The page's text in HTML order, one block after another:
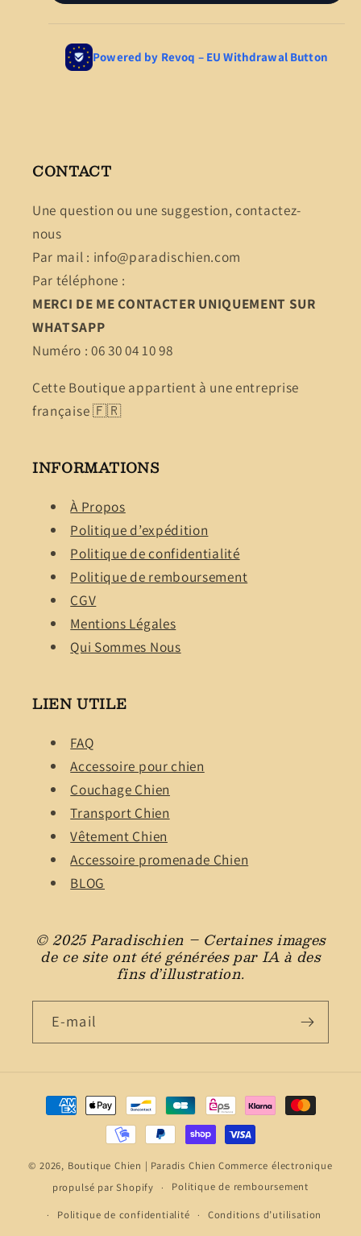
CONTACT
Une question ou une suggestion, contactez-
nous
Par mail : info@paradischien.com
Par téléphone :
MERCI DE ME CONTACTER UNIQUEMENT SUR
WHATSAPP
Numéro : 06 30 04 10 98
Cette Boutique appartient à une entreprise
française 🇫🇷
INFORMATIONS
À Propos
Politique d’expédition
Politique de confidentialité
Politique de remboursement
CGV
Mentions Légales
Qui Sommes Nous
LIEN UTILE
FAQ
Accessoire pour chien
Couchage Chien
Transport Chien
Vêtement Chien
Accessoire promenade Chien
BLOG
© 2025 Paradischien – Certaines images
de ce site ont été générées par IA à des
fins d’illustration.
E-mail
Moyens
de
© 2026, Boutique Chien | Paradis Chien Commerce électronique
propulsé par Shopify
Politique de remboursement
Politique de confidentialité
Conditions d’utilisation